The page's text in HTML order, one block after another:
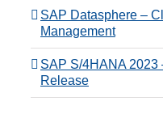
SAP Datasphere –
Management
SAP S/4HANA 2023
Release